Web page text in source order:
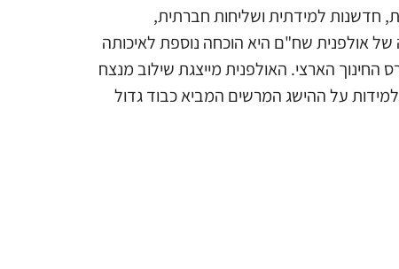
חדשנות למידתית ושליחות חברתית,
של אולפנית שח"ם היא הוכחה נוספת לאיכותה
הארצי. האולפנית מייצגת שילוב מנצח
על ההישג המרשים המביא כבוד גדול